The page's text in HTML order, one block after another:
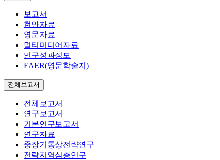
보고서
현안자료
영문자료
멀티미디어자료
연구성과정보
EAER(영문학술지)
전체보고서
전체보고서
연구보고서
기본연구보고서
연구자료
중장기통상전략연구
전략지역심층연구